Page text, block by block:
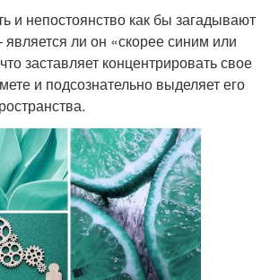
и непостоянство как бы загадывают
ли он «скорее синим или
заставляет концентрировать свое
и подсознательно выделяет его